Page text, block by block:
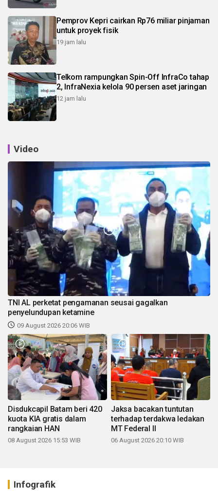
Pemprov Kepri cairkan Rp76 miliar pinjaman
untuk proyek fisik
19 jam lalu
Telkom rampungkan Spin-Off InfraCo tahap
2, InfraNexia kelola 90 persen aset jaringan
12 jam lalu
Video
TNI AL perketat pengamanan seusai gagalkan
penyelundupan ketamine
09 August 2026 20:06 WIB
Disdukcapil Batam beri 420
kuota KIA gratis dalam
rangkaian HAN
08 August 2026 15:53 WIB
Jaksa bacakan tuntutan
terhadap terdakwa ledakan
MT Federal II
06 August 2026 20:10 WIB
Infografik